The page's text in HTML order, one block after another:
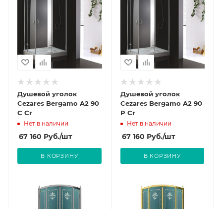
Душевой уголок
Cezares Bergamo A2 90
C Cr
Нет в наличии
67 160 Руб./шт
В КОРЗИНУ
Душевой уголок
Cezares Bergamo A2 90
P Cr
Нет в наличии
67 160 Руб./шт
В КОРЗИНУ